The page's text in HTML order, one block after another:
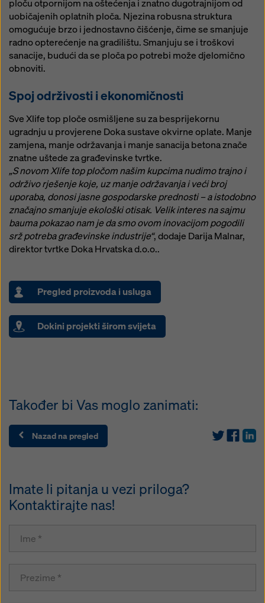
ploču otpornijom na oštećenja i znatno dugotrajnijom od
uobičajenih oplatnih ploča. Njezina robusna struktura
omogućuje brzo i jednostavno čišćenje, čime se smanjuje
radno opterećenje na gradilištu. Smanjuju se i troškovi
sanacije, budući da se ploča po potrebi može djelomično
obnoviti.
Spoj održivosti i ekonomičnosti
Sve Xlife top ploče osmišljene su za besprijekornu
ugradnju u provjerene Doka sustave okvirne oplate. Manje
zamjena, manje održavanja i manje sanacija betona znače
znatne uštede za građevinske tvrtke.
„S novom Xlife top pločom našim kupcima nudimo trajno i
održivo rješenje koje, uz manje održavanja i veći broj
uporaba, donosi jasne gospodarske prednosti – a istodobno
značajno smanjuje ekološki otisak. Velik interes na sajmu
bauma pokazao nam je da smo ovom inovacijom pogodili
srž potreba građevinske industrije“, dodaje Darija Malnar,
direktor tvrtke Doka Hrvatska d.o.o..
Pregled proizvoda i usluga
Dokini projekti širom svijeta
Također bi Vas moglo zanimati:
Nazad na pregled
Imate li pitanja u vezi priloga?
Kontaktirajte nas!